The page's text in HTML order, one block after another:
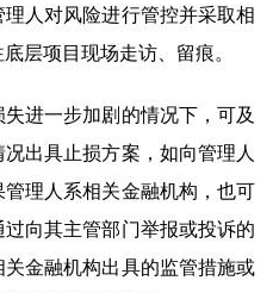
人对风险进行管控并采取相
层项目现场走访、留痕。
进一步加剧的情况下，可及
出具止损方案，如向管理人
理人系相关金融机构，也可
向其主管部门举报或投诉的
金融机构出具的监管措施或